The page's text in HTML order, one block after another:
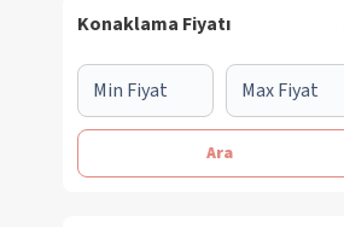
Konaklama Fiyatı
Ara